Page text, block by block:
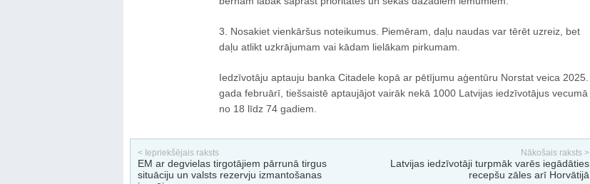
3. Nosakiet vienkāršus noteikumus. Piemēram, daļu naudas var tērēt uzreiz, bet
daļu atlikt uzkrājumam vai kādam lielākam pirkumam.
Iedzīvotāju aptauju banka Citadele kopā ar pētījumu aģentūru Norstat veica 2025.
gada februārī, tiešsaistē aptaujājot vairāk nekā 1000 Latvijas iedzīvotājus vecumā
no 18 līdz 74 gadiem.
< Iepriekšējais raksts
EM ar degvielas tirgotājiem pārrunā tirgus
situāciju un valsts rezervju izmantošanas
Nākošais raksts >
Latvijas iedzīvotāji turpmāk varēs iegādāties
recepšu zāles arī Horvātijā